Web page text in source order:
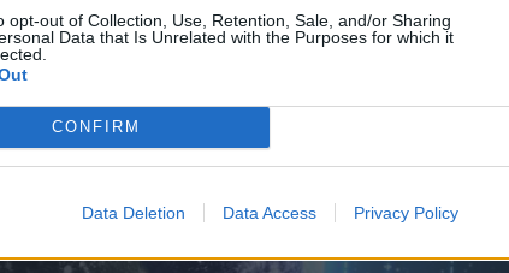
opt-out of Collection, Use, Retention, Sale, and/or Sharing
Data that Is Unrelated with the Purposes for which it
CONFIRM
Data Deletion Data Access Privacy Policy